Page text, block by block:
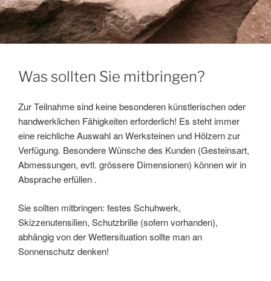
Was sollten Sie mitbringen?
Zur Teilnahme sind keine besonderen künstlerischen oder
handwerklichen Fähigkeiten erforderlich! Es steht immer
eine reichliche Auswahl an Werksteinen und Hölzern zur
Verfügung. Besondere Wünsche des Kunden (Gesteinsart,
Abmessungen, evtl. grössere Dimensionen) können wir in
Absprache erfüllen .
Sie sollten mitbringen: festes Schuhwerk,
Skizzenutensilien, Schutzbrille (sofern vorhanden),
abhängig von der Wettersituation sollte man an
Sonnenschutz denken!